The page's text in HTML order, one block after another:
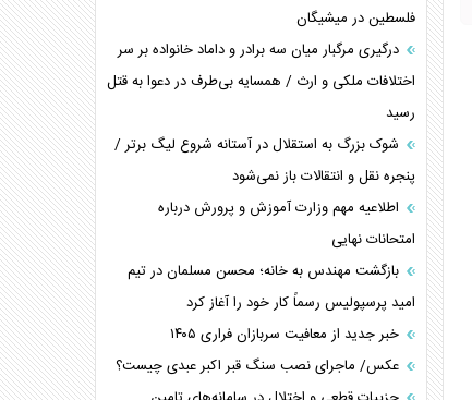
فلسطین در میشیگان
درگیری مرگبار میان سه برادر و داماد خانواده بر سر
اختلافات ملکی و ارث / همسایه بی‌طرف در دعوا به قتل
رسید
شوک بزرگ به استقلال در آستانه شروع لیگ برتر /
پنجره نقل و انتقالات باز نمی‌شود
اطلاعیه مهم وزارت آموزش و پرورش درباره
امتحانات نهایی
بازگشت مهندس به خانه؛ محسن مسلمان در تیم
امید پرسپولیس رسماً کار خود را آغاز کرد
خبر جدید از معافیت سربازان فراری ۱۴۰۵
عکس/ ماجرای نصب سنگ قبر اکبر عبدی چیست؟